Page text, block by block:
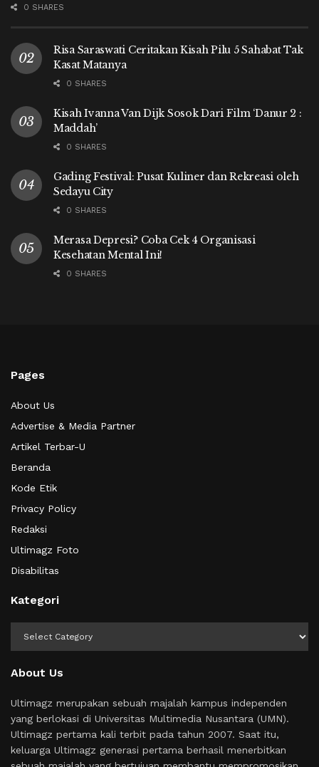
0 SHARES
Risa Saraswati Ceritakan Kisah Pilu 5 Sahabat Tak
Kasat Matanya
0 SHARES
Kisah Ivanna Van Dijk Sosok Dari Film ‘Danur 2 :
Maddah’
0 SHARES
Gading Festival: Pusat Kuliner dan Rekreasi oleh
Sedayu City
0 SHARES
Merasa Depresi? Coba Cek 4 Organisasi
Kesehatan Mental Ini!
0 SHARES
Pages
About Us
Advertise & Media Partner
Artikel Terbar-U
Beranda
Kode Etik
Privacy Policy
Redaksi
Ultimagz Foto
Disabilitas
Kategori
About Us
Ultimagz merupakan sebuah majalah kampus independen
yang berlokasi di Universitas Multimedia Nusantara (UMN).
Ultimagz pertama kali terbit pada tahun 2007. Saat itu,
keluarga Ultimagz generasi pertama berhasil menerbitkan